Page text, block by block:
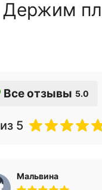
Держим
Все отзывы 5.0
из 5
Мальвина